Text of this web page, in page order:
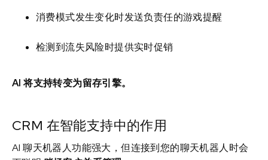
消费模式发生变化时发送负责任的游戏提醒
检测到流失风险时提供实时促销
AI 将支持转变为留存引擎。
CRM 在智能支持中的作用
AI 聊天机器人功能强大，但连接到您的聊天机器人时会